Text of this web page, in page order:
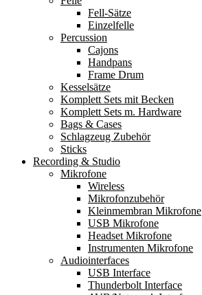
Fell-Sätze
Einzelfelle
Percussion
Cajons
Handpans
Frame Drum
Kesselsätze
Komplett Sets mit Becken
Komplett Sets m. Hardware
Bags & Cases
Schlagzeug Zubehör
Sticks
Recording & Studio
Mikrofone
Wireless
Mikrofonzubehör
Kleinmembran Mikrofone
USB Mikrofone
Headset Mikrofone
Instrumenten Mikrofone
Audiointerfaces
USB Interface
Thunderbolt Interface